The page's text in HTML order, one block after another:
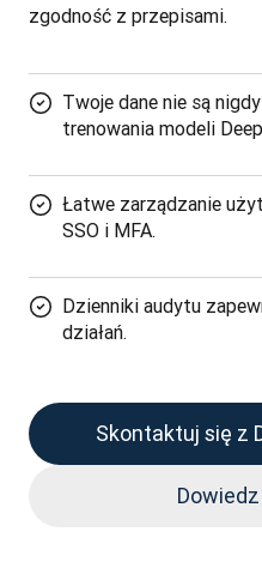
zgodność z przepisami.
Twoje dane nie są
trenowania modeli
Łatwe zarządzanie
SSO i MFA.
Dzienniki audytu
działań.
Skontaktuj się z